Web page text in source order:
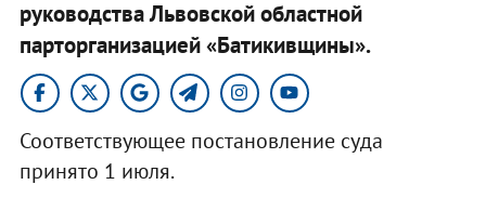
руководства Львовской областной
парторганизацией «Батикивщины».
Соответствующее постановление суда
принято 1 июля.